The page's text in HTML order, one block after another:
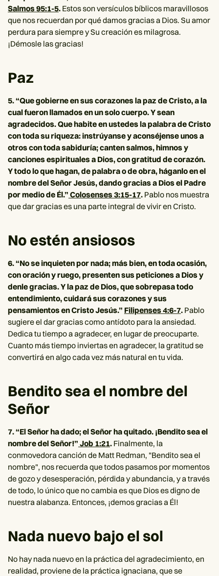
Salmos 95:1-5. Estos son versículos bíblicos maravillosos
que nos recuerdan por qué damos gracias a Dios. Su amor
perdura para siempre y Su creación es milagrosa.
¡Démosle las gracias!
Paz
5. “Que gobierne en sus corazones la paz de Cristo, a la
cual fueron llamados en un solo cuerpo. Y sean
agradecidos. Que habite en ustedes la palabra de Cristo
con toda su riqueza: instrúyanse y aconséjense unos a
otros con toda sabiduría; canten salmos, himnos y
canciones espirituales a Dios, con gratitud de corazón.
Y todo lo que hagan, de palabra o de obra, háganlo en el
nombre del Señor Jesús, dando gracias a Dios el Padre
por medio de Él.” Colosenses 3:15-17. Pablo nos muestra
que dar gracias es una parte integral de vivir en Cristo.
No estén ansiosos
6. “No se inquieten por nada; más bien, en toda ocasión,
con oración y ruego, presenten sus peticiones a Dios y
denle gracias. Y la paz de Dios, que sobrepasa todo
entendimiento, cuidará sus corazones y sus
pensamientos en Cristo Jesús.” Filipenses 4:6-7. Pablo
sugiere el dar gracias como antídoto para la ansiedad.
Dedica tu tiempo a agradecer, en lugar de preocuparte.
Cuanto más tiempo inviertas en agradecer, la gratitud se
convertirá en algo cada vez más natural en tu vida.
Bendito sea el nombre del
Señor
7. “El Señor ha dado; el Señor ha quitado. ¡Bendito sea el
nombre del Señor!” Job 1:21. Finalmente, la
conmovedora canción de Matt Redman, "Bendito sea el
nombre", nos recuerda que todos pasamos por momentos
de gozo y desesperación, pérdida y abundancia, y a través
de todo, lo único que no cambia es que Dios es digno de
nuestra alabanza. Entonces, ¡demos gracias a Él!
Nada nuevo bajo el sol
No hay nada nuevo en la práctica del agradecimiento, en
realidad, proviene de la práctica ignaciana, que se